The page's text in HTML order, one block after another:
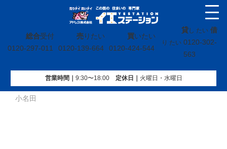
総合受付
0120-297-011
売りたい
0120-139-664
買いたい
0120-424-544
貸し たい 借
り たい 0120-302-
563
営業時間｜ 9:30〜18:00定休⽇｜ 火曜⽇・水曜⽇
イエステーション»売買実績»土地»福島県いわき市植田町
小名田